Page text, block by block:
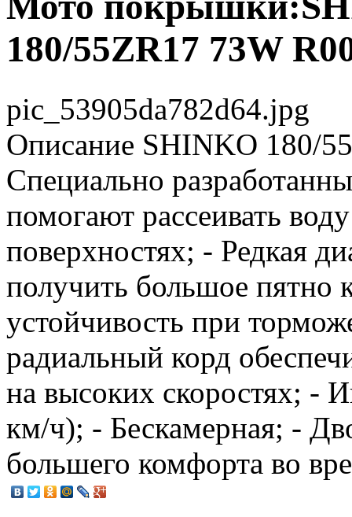
180/55ZR17 73W
pic_53905da782d64.jpg
Описание SHINKO 180/
Специально
помогают рассеивать
поверхностях; - Редкая
получить большое пятно
устойчивость при
радиальный корд
на высоких скоростях; -
км/ч); - Бескамерная; -
большего комфорта во